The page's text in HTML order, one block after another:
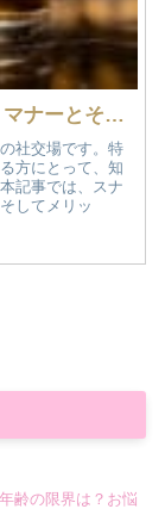
スナック初心者必見！仕事のルール・マナーとその魅力を徹底分析
社交場です。特
方にとって、知
記事では、スナ
してメリッ
齢の限界は？お悩